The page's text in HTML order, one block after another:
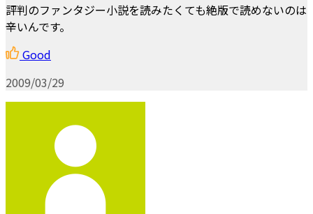
評判のファンタジー小説を読みたくても絶版で読めないのは
辛いんです。
Good
2009/03/29